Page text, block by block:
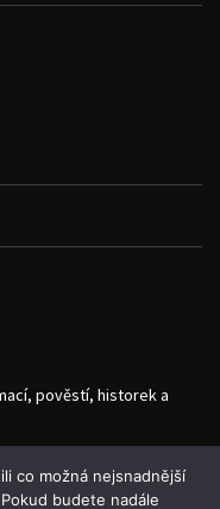
pověstí, historek a
co možná nejsnadnější
budete nadále